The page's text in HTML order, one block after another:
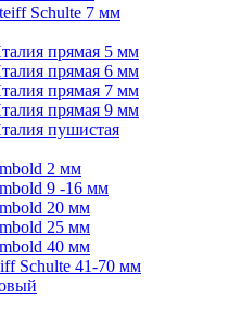
Schulte 7 мм
прямая 5 мм
прямая 6 мм
прямая 7 мм
прямая 9 мм
пушистая
2 мм
9 -16 мм
20 мм
25 мм
40 мм
Schulte 41-70 мм